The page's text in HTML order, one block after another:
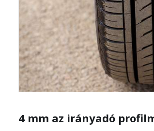
4 mm az irányadó